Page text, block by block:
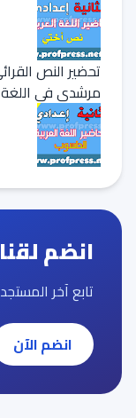
تحضير النص
مرشدي في اللغة
انضم
تابع آخر
انضم الآن